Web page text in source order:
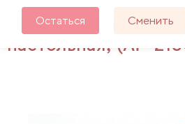
Остаться Сменить
Лупа с подсветкой
настольная, (AF-